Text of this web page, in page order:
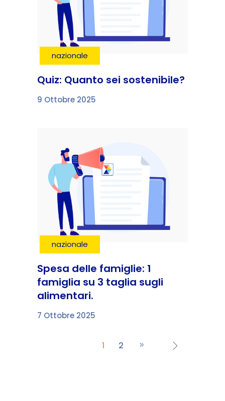
nazionale
Quiz: Quanto sei sostenibile?
9 Ottobre 2025
nazionale
Spesa delle famiglie: 1
famiglia su 3 taglia sugli
alimentari.
7 Ottobre 2025
1 2